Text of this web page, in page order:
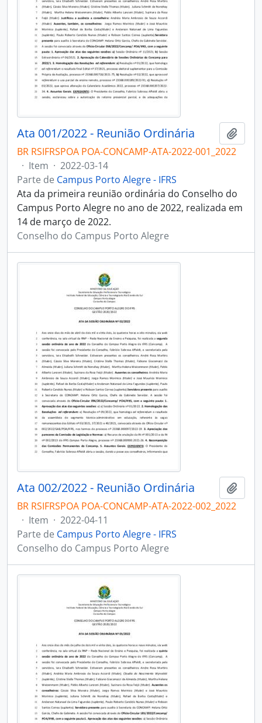
Ata 001/2022 - Reunião Ordinária
BR RSIFRSPOA POA-CONCAMP-ATA-2022-001_2022
· Item · 2022-03-14
Parte de Campus Porto Alegre - IFRS
Ata da primeira reunião ordinária do Conselho do
Campus Porto Alegre no ano de 2022, realizada em
14 de março de 2022.
Conselho do Campus Porto Alegre
Ata 002/2022 - Reunião Ordinária
BR RSIFRSPOA POA-CONCAMP-ATA-2022-002_2022
· Item · 2022-04-11
Parte de Campus Porto Alegre - IFRS
Conselho do Campus Porto Alegre